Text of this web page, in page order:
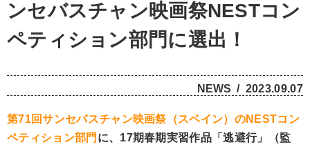
ンセバスチャン映画祭NESTコン
ペティション部門に選出！
NEWS 2023.09.07
第71回サンセバスチャン映画祭（スペイン）のNESTコン
ペティション部門 に、17期春期実習作品「逃避行」（監